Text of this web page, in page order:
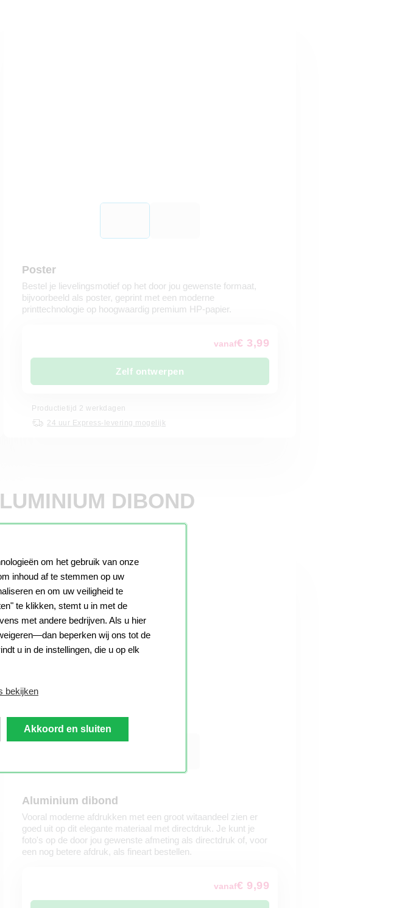
om het gebruik van onze
inhoud af te stemmen op uw
en om uw veiligheid te
te klikken, stemt u in met de
met andere bedrijven. Als u hier
beperken wij ons tot de
u in de instellingen, die u op elk
bekijken
Akkoord en sluiten
Poster
Bestel je lievelingsmotief op het door jou gewenste formaat,
bijvoorbeeld als poster, geprint met een moderne
printtechnologie op hoogwaardig premium HP-papier.
vanaf€ 3,99
Zelf ontwerpen
Productietijd 2 werkdagen
24 uur Express-levering mogelijk
DIBOND
Aluminium dibond
Vooral moderne afdrukken met een groot witaandeel zien er
goed uit op dit elegante materiaal met directdruk. Je kunt je
foto's op de door jou gewenste afmeting als directdruk of, voor
een nog betere afdruk, als fineart bestellen.
vanaf€ 9,99